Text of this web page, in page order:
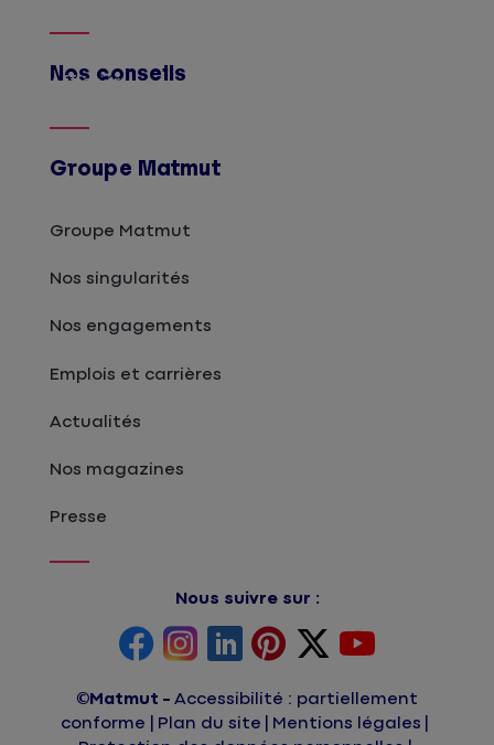
Nos conseils
Afficher
Groupe Matmut
Groupe Matmut
Nos singularités
Nos engagements
Emplois et carrières
Actualités
Nos magazines
Presse
Nous suivre sur :
©Matmut
Accessibilité : partiellement
conforme
Plan du site
Mentions légales